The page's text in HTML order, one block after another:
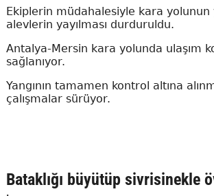
Ekiplerin müdahalesiyle kara yolunun
alevlerin yayılması durduruldu.
Antalya-Mersin kara yolunda ulaşım
sağlanıyor.
Yangının tamamen kontrol altına
çalışmalar sürüyor.
Bataklığı büyütüp sivrisinekle